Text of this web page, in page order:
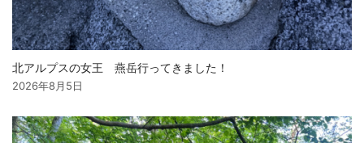
北アルプスの女王 燕岳行ってきました！
2026年8月5日